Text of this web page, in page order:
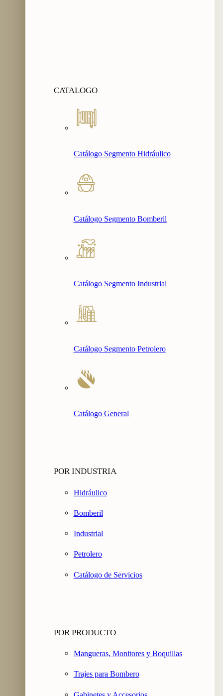
CATALOGO
Catálogo Segmento Hidráulico
Catálogo Segmento Bomberil
Catálogo Segmento Industrial
Catálogo Segmento Petrolero
Catálogo General
POR INDUSTRIA
Hidráulico
Bomberil
Industrial
Petrolero
Catálogo de Servicios
POR PRODUCTO
Mangueras, Monitores y Boquillas
Trajes para Bombero